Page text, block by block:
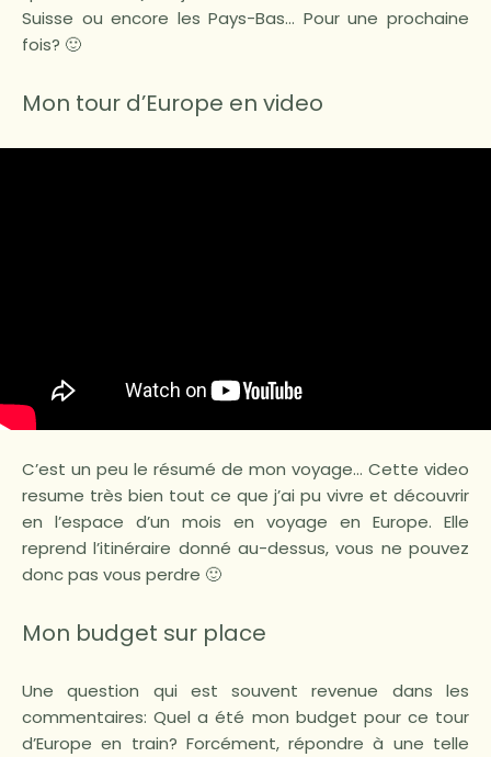
Suisse ou encore les Pays-Bas… Pour une prochaine
fois? 🙂
Mon tour d’Europe en video
C’est un peu le résumé de mon voyage… Cette video
resume très bien tout ce que j’ai pu vivre et découvrir
en l’espace d’un mois en voyage en Europe. Elle
reprend l’itinéraire donné au-dessus, vous ne pouvez
donc pas vous perdre 🙂
Mon budget sur place
Une question qui est souvent revenue dans les
commentaires: Quel a été mon budget pour ce tour
d’Europe en train? Forcément, répondre à une telle